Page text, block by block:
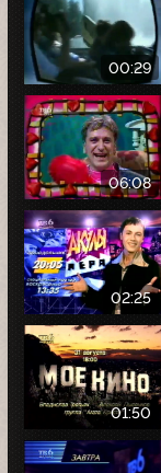
00:29
06:08
02:25
01:50